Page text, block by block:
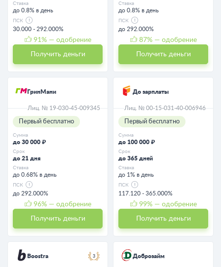
Ставка
до 0.8% в день
ПСК
30.000 - 292.000%
91 % — одобрение
Получить деньги
Ставка
до 0.8% в день
ПСК
до 292.000%
87% — одобрение
Получить деньги
ГринМани
Лиц. № 19-030-45-009345
Первый бесплатно
Сумма
до 30 000 ₽
Срок
до 21 дня
Ставка
до 0.68% в день
ПСК
до 292.000%
96% — одобрение
Получить деньги
До зарплаты
Лиц. № 00-15-031-40-006946
Первый бесплатно
Сумма
до 100 000 ₽
Срок
до 365 дней
Ставка
до 1% в день
ПСК
117.120 - 365.000%
99% — одобрение
Получить деньги
Boostra 3 Доброзайм